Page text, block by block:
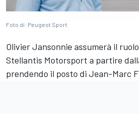
Foto di: Peugeot Sport
Olivier Jansonnie assumerà il
Stellantis Motorsport a partire
prendendo il posto di Jean-Marc